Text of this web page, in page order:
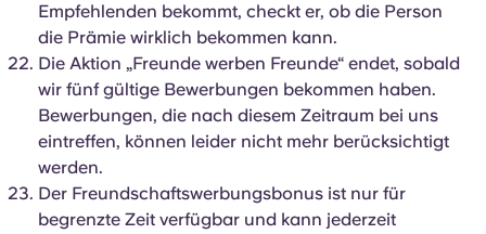
Empfehlenden bekommt, checkt er, ob die Person
die Prämie wirklich bekommen kann.
Die Aktion „Freunde werben Freunde“ endet, sobald
wir fünf gültige Bewerbungen bekommen haben.
Bewerbungen, die nach diesem Zeitraum bei uns
eintreffen, können leider nicht mehr berücksichtigt
werden.
Der Freundschaftswerbungsbonus ist nur für
begrenzte Zeit verfügbar und kann jederzeit